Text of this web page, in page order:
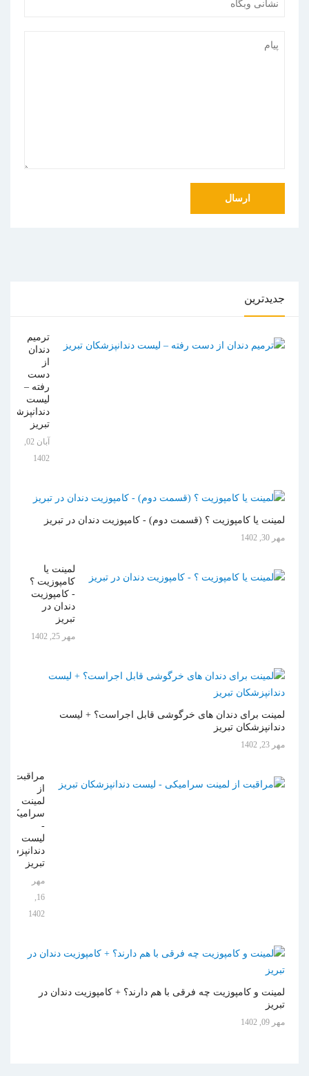
جدیدترین
ترمیم
دندان
از
دست
رفته –
لیست
دندانپزشکان
تبریز
آبان 02,
1402
لمینت یا کامپوزیت ؟ (قسمت دوم) - کامپوزیت دندان در تبریز
مهر 30, 1402
لمینت یا
کامپوزیت ؟
- کامپوزیت
دندان در
تبریز
مهر 25, 1402
لمینت برای دندان های خرگوشی قابل اجراست؟ + لیست
دندانپزشکان تبریز
مهر 23, 1402
مراقبت
از
لمینت
سرامیکی
-
لیست
تبریز
مهر
16,
1402
لمینت و کامپوزیت چه فرقی با هم دارند؟ + کامپوزیت دندان در
تبریز
مهر 09, 1402